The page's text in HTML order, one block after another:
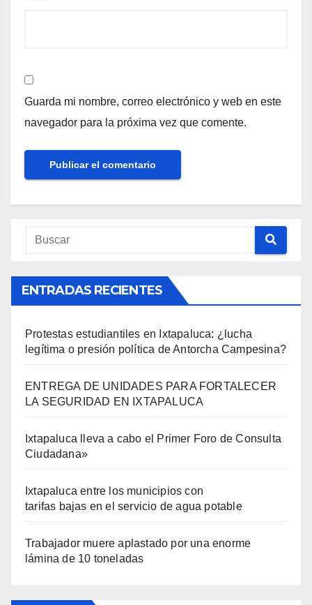
Guarda mi nombre, correo electrónico y web en este
navegador para la próxima vez que comente.
ENTRADAS RECIENTES
Protestas estudiantiles en Ixtapaluca: ¿lucha
legítima o presión política de Antorcha Campesina?
ENTREGA DE UNIDADES PARA FORTALECER
LA SEGURIDAD EN IXTAPALUCA
Ixtapaluca lleva a cabo el Primer Foro de Consulta
Ciudadana»
Ixtapaluca entre los municipios con
tarifas bajas en el servicio de agua potable
Trabajador muere aplastado por una enorme
lámina de 10 toneladas